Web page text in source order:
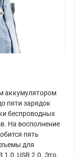
аккумулятором
пяти зарядок
беспроводных
На восполнение
пять
для
1.0, USB 2.0. Это